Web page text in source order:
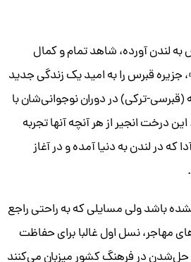
لندن آورده، شاهد تمام و کمال
قبرس را به امید یک زندگی جدید
ترکی) در دوران نوجوانی‌شان با
خرابه‌ای تبدیل شد. این درخت انجیر از هر آنچه آنها تجربه
که در لندن به دنیا آمده و در آغاز
باشد ولی مسایلی که به راحتی راجع
مهاجر، نسل اول غالبا برای حفاظت
حل‌شدن در فرهنگ کشور میزبان می‌کنند